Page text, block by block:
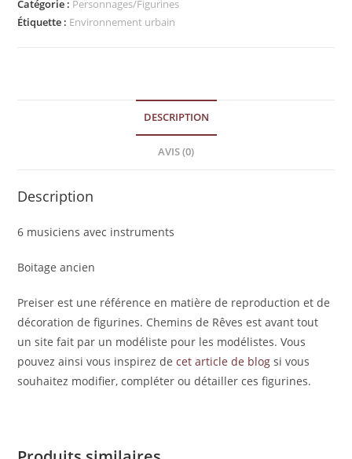
Catégorie : Personnages/Figurines
Étiquette : Environnement urbain
DESCRIPTION
AVIS (0)
Description
6 musiciens avec instruments
Boitage ancien
Preiser est une référence en matière de reproduction et de
décoration de figurines. Chemins de Rêves est avant tout
un site fait par un modéliste pour les modélistes. Vous
pouvez ainsi vous inspirez decet article de blogsi vous
souhaitez modifier, compléter ou détailler ces figurines.